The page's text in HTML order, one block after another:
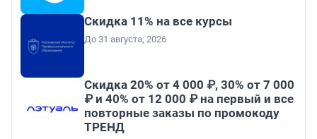
Скидка 11% на все курсы
До 31 августа, 2026
Скидка 20% от 4 000 ₽, 30% от 7 000
₽ и 40% от 12 000 ₽ на первый и все
повторные заказы по промокоду
ТРЕНД